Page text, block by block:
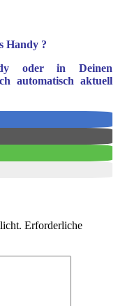
Handy ?
oder in Deinen
automatisch aktuell
Erforderliche